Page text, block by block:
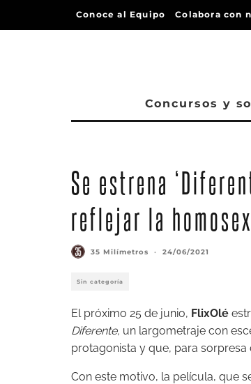
Conoce al Equipo Colabora con
Concursos y
Se estrena
reflejar la
35 Milímetros · 24/06/2021
Sin categoría
El próximo 25 de junio, FlixOlé
Diferente, un largometraje con
protagonista y que, para
Con este motivo, la película, que